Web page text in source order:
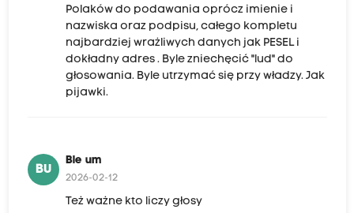
Polaków do podawania oprócz imienie i
nazwiska oraz podpisu, całego kompletu
najbardziej wrażliwych danych jak PESEL i
dokładny adres . Byle zniechęcić "lud" do
głosowania. Byle utrzymać się przy władzy. Jak
pijawki.
BU
Ble um
2026-02-12
Też ważne kto liczy głosy